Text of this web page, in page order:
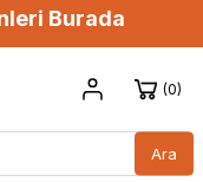
Burada
Ara
0